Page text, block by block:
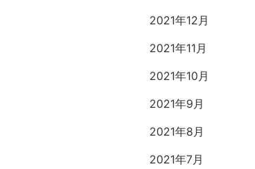
2021年12月
2021年11月
2021年10月
2021年9月
2021年8月
2021年7月